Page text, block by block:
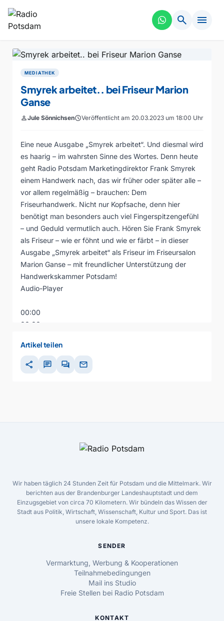
search menu
MEDIATHEK
Smyrek arbeitet.. bei Friseur Marion
Ganse
personJule SönnichsenscheduleVeröffentlicht am 20.03.2023 um 18:00 Uhr
Eine neue Ausgabe „Smyrek arbeitet“. Und diesmal wird
es haarig – im wahrsten Sinne des Wortes. Denn heute
geht Radio Potsdam Marketingdirektor Frank Smyrek
einem Handwerk nach, das wir früher oder später alle –
vor allem regelmäßig – brauchen: Dem
Friseurhandwerk. Nicht nur Kopfsache, denn hier
benötigt man besonders auch viel Fingerspitzengefühl
– und Geduld vermutlich auch. Hören Sie Frank Smyrek
als Friseur – wie er föhnt und wie er färbt – in dieser
Ausgabe „Smyrek arbeitet“ als Friseur im Friseursalon
Marion Ganse – mit freundlicher Unterstützung der
Handwerkskammer Potsdam!
Audio-Player
00:00
00:00
Artikel teilen
share chat forum mail
Wir haben täglich 24 Stunden Zeit für Potsdam und die Mittelmark. Wir
berichten aus der Brandenburger Landeshauptstadt und dem
Einzugsgebiet von circa 70 Kilometern. Wir bündeln das Wissen der
Stadt aus Politik, Wirtschaft, Wissenschaft, Kultur und Sport. Das ist
unsere lokale Kompetenz.
SENDER
Vermarktung, Werbung & Kooperationen
Teilnahmebedingungen
Mail ins Studio
Freie Stellen bei Radio Potsdam
KONTAKT